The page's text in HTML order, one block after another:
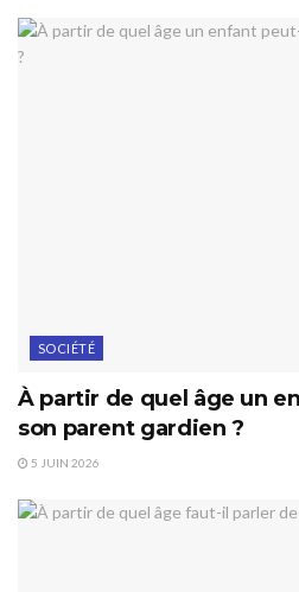
SOCIÉTÉ
À partir de quel âge un
son parent gardien ?
5 JUIN 2026